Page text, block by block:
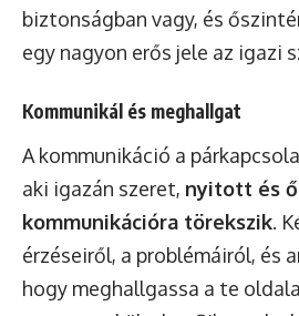
biztonságban vagy, és
egy nagyon erős jele az igazi
Kommunikál és meghallgat
A kommunikáció a
aki igazán szeret, nyitott és
kommunikációra törekszik.
érzéseiről, a problémáiról, és
hogy meghallgassa a te